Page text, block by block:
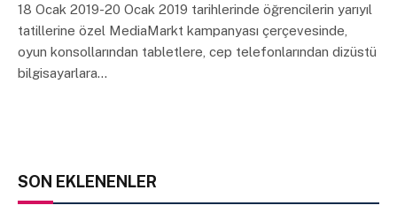
18 Ocak 2019-20 Ocak 2019 tarihlerinde öğrencilerin yarıyıl
tatillerine özel MediaMarkt kampanyası çerçevesinde,
oyun konsollarından tabletlere, cep telefonlarından dizüstü
bilgisayarlara…
SON EKLENENLER